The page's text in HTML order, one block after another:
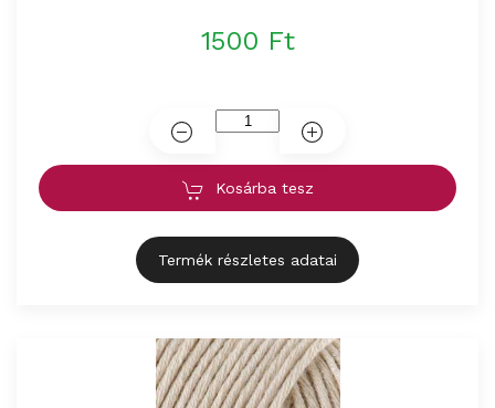
1500 Ft
Kosárba tesz
Termék részletes adatai